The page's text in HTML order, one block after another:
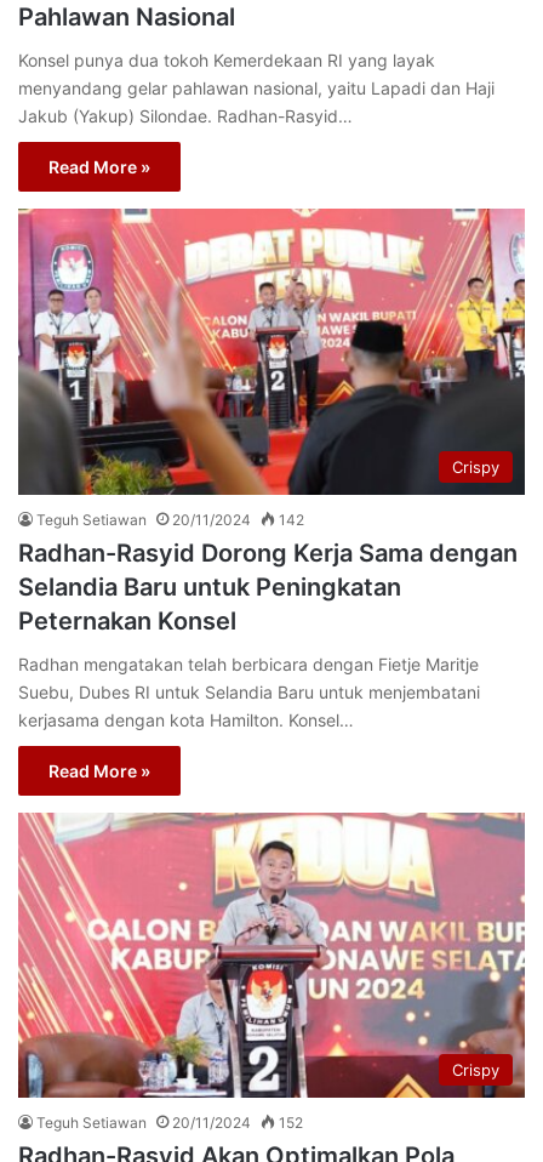
Pahlawan Nasional
Konsel punya dua tokoh Kemerdekaan RI yang layak
menyandang gelar pahlawan nasional, yaitu Lapadi dan Haji
Jakub (Yakup) Silondae. Radhan-Rasyid…
Read More »
Crispy
Teguh Setiawan 20/11/2024 142
Radhan-Rasyid Dorong Kerja Sama dengan
Selandia Baru untuk Peningkatan
Peternakan Konsel
Radhan mengatakan telah berbicara dengan Fietje Maritje
Suebu, Dubes RI untuk Selandia Baru untuk menjembatani
kerjasama dengan kota Hamilton. Konsel…
Read More »
Crispy
Teguh Setiawan 20/11/2024 152